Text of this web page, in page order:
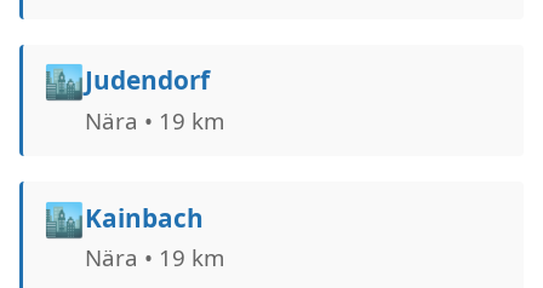
🏙️Judendorf
Nära • 19 km
🏙️Kainbach
Nära • 19 km